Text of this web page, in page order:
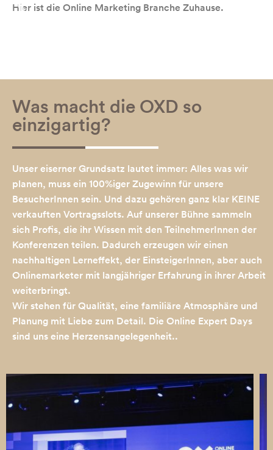
Hier ist die Online Marketing Branche Zuhause.
Was macht die OXD so
einzigartig?
Unser eiserner Grundsatz lautet immer: Alles was wir
planen, muss ein 100%iger Zugewinn für unsere
BesucherInnen sein. Und dazu gehören ganz klar KEINE
verkauften Vortragsslots. Auf unserer Bühne sammeln
sich Profis, die ihr Wissen mit den TeilnehmerInnen der
Konferenzen teilen. Dadurch erzeugen wir einen
nachhaltigen Lerneffekt, der EinsteigerInnen, aber auch
Onlinemarketer mit langjähriger Erfahrung in ihrer Arbeit
weiterbringt.
Wir stehen für Qualität, eine familiäre Atmosphäre und
Planung mit Liebe zum Detail. Die Online Expert Days
sind uns eine Herzensangelegenheit..